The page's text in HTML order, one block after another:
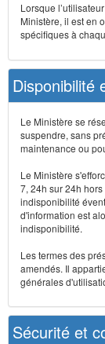
Lorsque
Ministère, il est en
spécifiques à
Disponibilité
Le Ministère se
suspendre, sans
maintenance ou
Le Ministère
7, 24h sur 24h
indisponibilité
d'information est
indisponibilité.
Les termes des
amendés. Il
générales
Sécurité et